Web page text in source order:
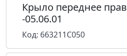
Крыло переднее
-05.06.01
Код: 663211C050